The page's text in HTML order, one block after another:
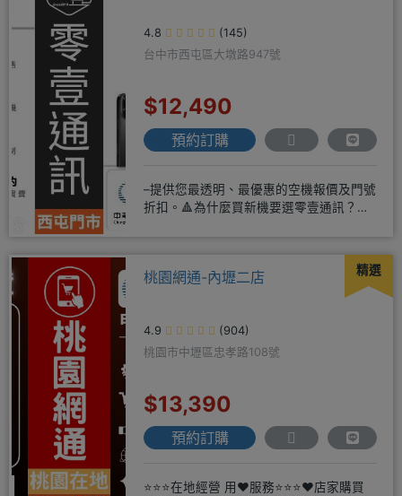
4.8
(145)
台中市西屯區大墩路947號
$12,490
預約訂購
–提供您最透明、最優惠的空機報價及門號
折扣。🔺為什麼買新機要選零壹通訊？
精選
桃園網通-內壢二店
4.9
(904)
桃園市中壢區忠孝路108號
$13,390
預約訂購
⭐⭐⭐在地經營 用❤️服務⭐⭐⭐❤️店家購買